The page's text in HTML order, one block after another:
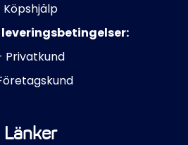
Köpshjälp
Privatkund
Länker